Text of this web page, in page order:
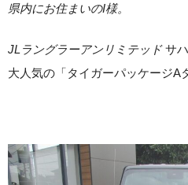
県内にお住まいのI様。
JLラングラーアンリミテッドサ
大人気の「タイガーパッケージA